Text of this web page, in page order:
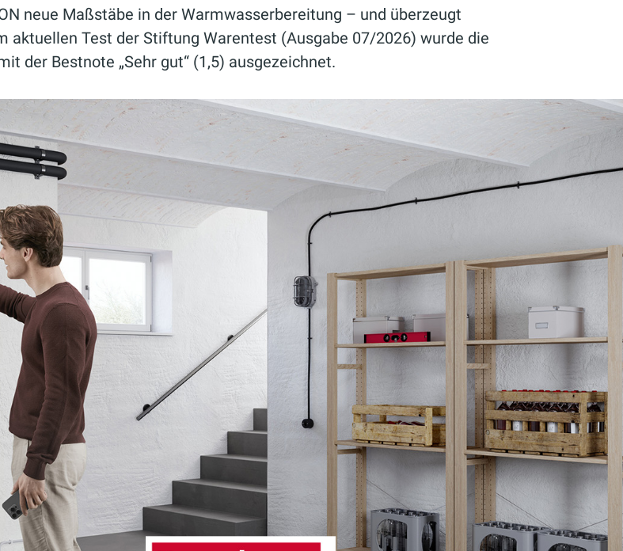
neue Maßstäbe in der Warmwasserbereitung – und überzeugt
aktuellen Test der Stiftung Warentest (Ausgabe 07/2026) wurde die
der Bestnote „Sehr gut“ (1,5) ausgezeichnet.